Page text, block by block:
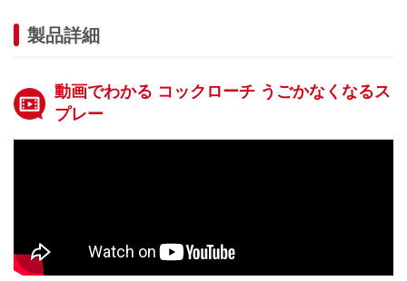
製品詳細
動画でわかる コックローチ うごかなくなるス
プレー